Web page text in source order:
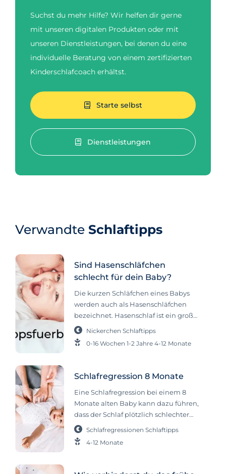
Suchst du mehr Hilfe? Wir helfen dir gerne
mit unseren digitalen Produkten oder mit
unseren Dienstleistungen, bei denen du eine
individuelle Beratung von einem zertifizierten
Kinderschlafcoach erhältst.
Starte selbst
Dienstleistungen
Verwandte Schlaftipps
Sind Hasenschläfchen
schlecht für dein Baby?
Die kurzen Schläfchen eines Babys
werden auch als Hasenschläfchen
bezeichnet. Hasenschlaf ist ein großes
und weit verbreitetes Thema beim
Schlaf von Säuglingen. In diesem
Artikel erklären wir dir, wie
was du tun kannst, um
Hasenschläfchen zu verhindern und
zu verbessern. Bevor wir beginnen,
möchten wir betonen, dass wir
ungerne etwas als „schlecht“
bezeichnen. Hasenschläfchen
können schon deshalb nicht als
Nickerchen Schlaftipps
0-16 Wochen 1-2 Jahre 4-12 Monate
Schlafregression 8 Monate
Eine Schlafregression bei einem 8
Monate alten Baby kann dazu führen,
dass der Schlaf plötzlich schlechter
wird. Sowohl tagsüber als auch
nachts. Hat dein Kleines eigentlich
immer problemlos geschlafen und ist
Schlafregressionen Schlaftipps
4-12 Monate